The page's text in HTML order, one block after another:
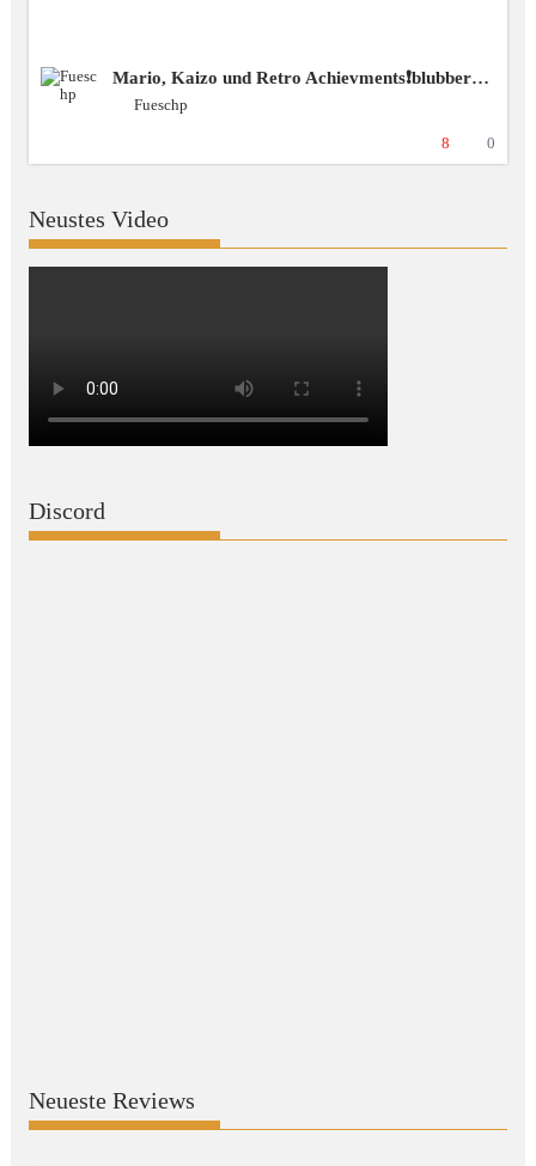
Mario, Kaizo und Retro Achievments❗️blubbercast❗️Discord ❗️BSG [+18 GER]
Fueschp
8 0
Neustes Video
Discord
Neueste Reviews